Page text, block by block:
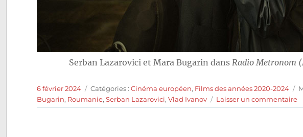
Serban Lazarovici et Mara Bugarin dansRadio Metronom
Publié
le
6 février 2024 Catégories
Catégories :Cinéma européen, Films des années 2020-2024
Bugarin, Roumanie,Serban Lazarovici,Vlad Ivanov Laisser un commentairesur